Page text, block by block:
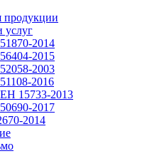
продукции
услуг
2014
2015
2003
2016
15733-2013
2017
2014